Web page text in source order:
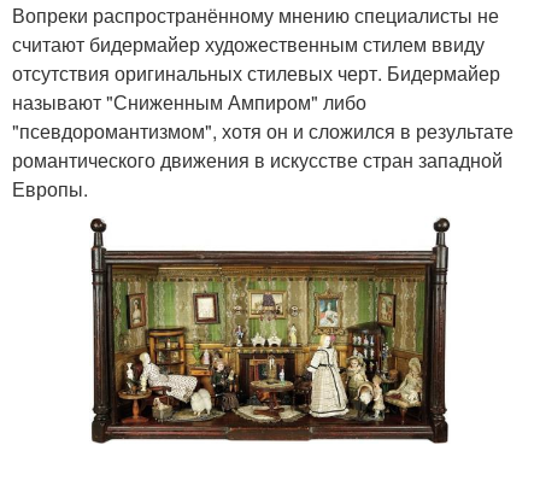
Вопреки распространённому мнению специалисты не
считают бидермайер художественным стилем ввиду
отсутствия оригинальных стилевых черт. Бидермайер
называют "Сниженным Ампиром" либо
"псевдоромантизмом", хотя он и сложился в результате
романтического движения в искусстве стран западной
Европы.